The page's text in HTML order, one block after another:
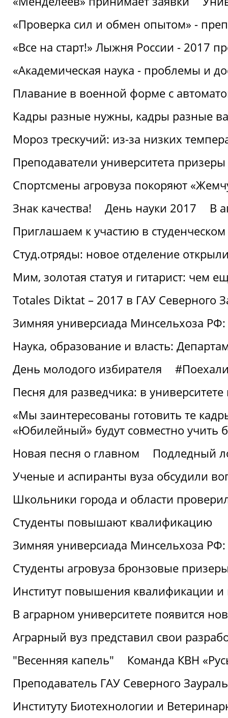
«Проверка сил и обмен опытом» -
«Все на старт!» Лыжня России - 2017
«Академическая наука - проблемы и
Плавание в военной форме с
Кадры разные нужны, кадры разные
Мороз трескучий: из-за низких
Преподаватели университета
Спортсмены агровуза покоряют
Знак качества!
День науки 2017
В
Приглашаем к участию в
Студ.отряды: новое отделение
Мим, золотая статуя и гитарист: чем
Totales Diktat – 2017 в ГАУ Северного
Зимняя универсиада Минсельхоза
Наука, образование и власть:
День молодого избирателя
Песня для разведчика: в
«Мы заинтересованы готовить те
«Юбилейный» будут совместно учить
Новая песня о главном
Подледный
Ученые и аспиранты вуза обсудили
Школьники города и области
Студенты повышают квалификацию
Зимняя универсиада Минсельхоза
Студенты агровуза бронзовые
Институт повышения квалификации и
В аграрном университете появится
Аграрный вуз представил свои
"Весенняя капель"
Команда КВН
Преподаватель ГАУ Северного
Институту Биотехнологии и